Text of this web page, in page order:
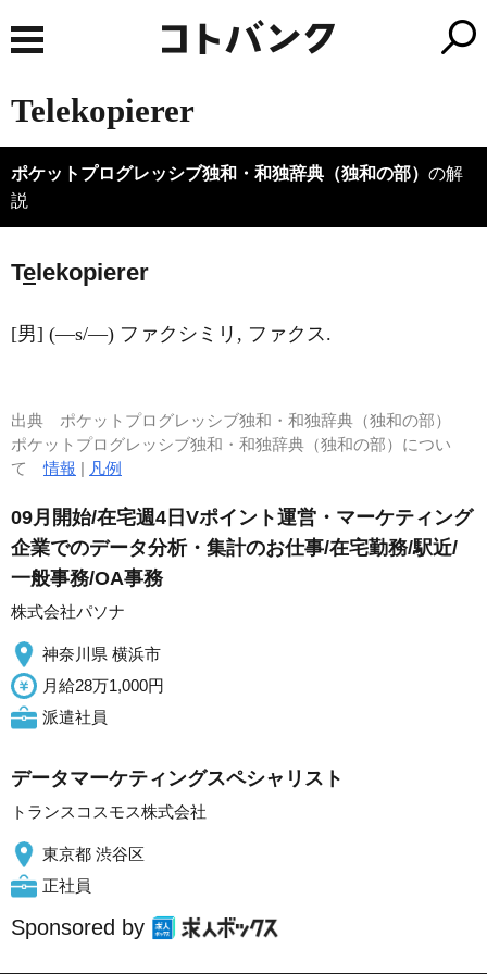
Telekopierer
ポケットプログレッシブ独和・和独辞典（独和の部） の解
説
Telekopierer
[男] (―s/―) ファクシミリ, ファクス.
出典 ポケットプログレッシブ独和・和独辞典（独和の部）
ポケットプログレッシブ独和・和独辞典（独和の部）につい
て情報 | 凡例
09月開始/在宅週4日Vポイント運営・マーケティング
企業でのデータ分析・集計のお仕事/在宅勤務/駅近/
一般事務/OA事務
株式会社パソナ
神奈川県 横浜市
月給28万1,000円
派遣社員
データマーケティングスペシャリスト
トランスコスモス株式会社
東京都 渋谷区
正社員
Sponsored by